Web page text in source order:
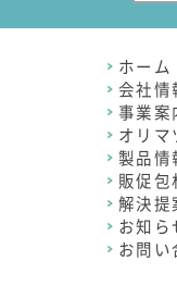
ホーム
会社情
事業案
オリマ
製品情
販促包
解決提
お知ら
お問い